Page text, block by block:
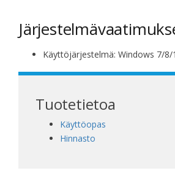
Käyttöjärjestelmä: Windows 7/8/
Tuotetietoa
Käyttöopas
Hinnasto